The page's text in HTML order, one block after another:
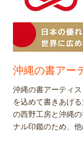
沖縄の書アー
沖縄の書アーティ
を込めて書きあげ
の西野工房と沖縄
ナル印鑑のため、